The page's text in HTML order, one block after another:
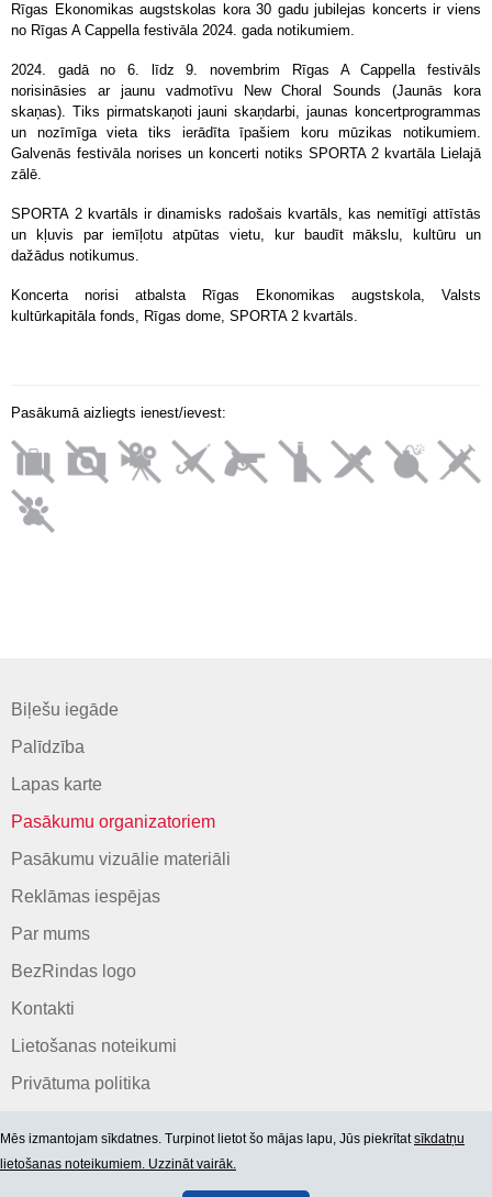
Rīgas Ekonomikas augstskolas kora 30 gadu jubilejas koncerts ir viens
no Rīgas A Cappella festivāla 2024. gada notikumiem.
2024. gadā no 6. līdz 9. novembrim Rīgas A Cappella festivāls
norisināsies ar jaunu vadmotīvu New Choral Sounds (Jaunās kora
skaņas). Tiks pirmatskaņoti jauni skaņdarbi, jaunas koncertprogrammas
un nozīmīga vieta tiks ierādīta īpašiem koru mūzikas notikumiem.
Galvenās festivāla norises un koncerti notiks SPORTA 2 kvartāla Lielajā
zālē.
SPORTA 2 kvartāls ir dinamisks radošais kvartāls, kas nemitīgi attīstās
un kļuvis par iemīļotu atpūtas vietu, kur baudīt mākslu, kultūru un
dažādus notikumus.
Koncerta norisi atbalsta Rīgas Ekonomikas augstskola, Valsts
kultūrkapitāla fonds, Rīgas dome, SPORTA 2 kvartāls.
Pasākumā aizliegts ienest/ievest:
Biļešu iegāde
Palīdzība
Lapas karte
Pasākumu organizatoriem
Pasākumu vizuālie materiāli
Reklāmas iespējas
Par mums
BezRindas logo
Kontakti
Lietošanas noteikumi
Privātuma politika
Mēs izmantojam sīkdatnes. Turpinot lietot šo mājas lapu, Jūs piekrītatsīkdatņu
lietošanas noteikumiem. Uzzināt vairāk.